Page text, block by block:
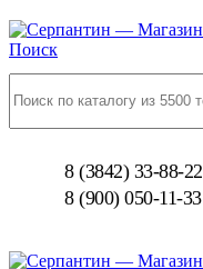
Поиск
8 (3842) 33-88-22
8 (900) 050-11-33